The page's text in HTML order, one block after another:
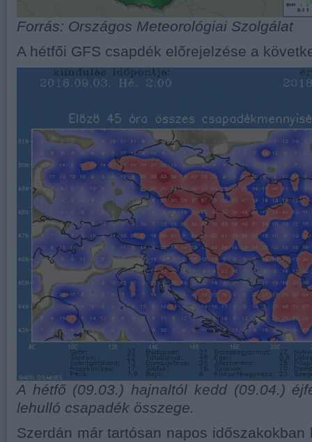
Forrás: Országos Meteorológiai Szolgálat
A hétfői GFS csapdék előrejelzése a
A hétfő (09.03.) hajnaltól kedd (09.04.)
lehulló csapadék összege.
Szerdán már tartósan napos